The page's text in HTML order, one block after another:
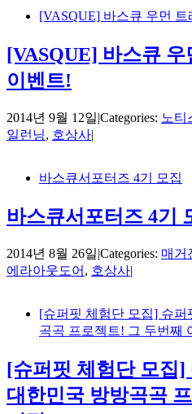
[VASQUE] 바스큐 우먼
[VASQUE] 바스큐
이벤트!
2014년 9월 12일|Categories: 노티
일런닝, 호상사|
바스큐서포터즈 4기 모집
바스큐서포터즈 4기
2014년 8월 26일|Categories: 매거
에라아웃도어 , 호상사|
[슈퍼핏 체험단 모집] 슈
곡곡 프로젝트! 그 두번째
[슈퍼핏 체험단 모집
대한민국 방방곡곡